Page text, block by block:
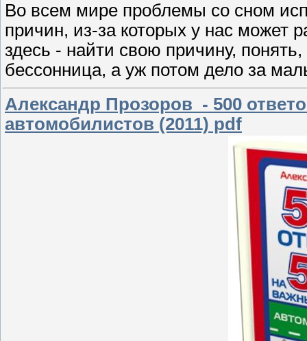
Во всем мире проблемы со сном
причин, из-за которых у нас может
здесь - найти свою причину,
бессонница, а уж потом дело за
Александр Прозоров - 500
автомобилистов (2011) pdf